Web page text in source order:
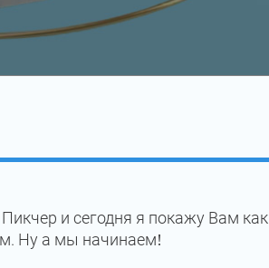
и сегодня я покажу Вам
Ну а мы начинаем!